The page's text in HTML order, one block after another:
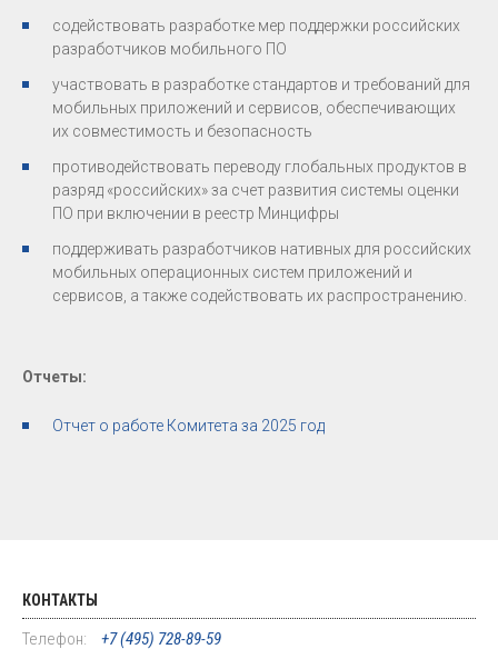
содействовать разработке мер поддержки российских
разработчиков мобильного ПО
участвовать в разработке стандартов и требований для
мобильных приложений и сервисов, обеспечивающих
их совместимость и безопасность
противодействовать переводу глобальных продуктов в
разряд «российских» за счет развития системы оценки
ПО при включении в реестр Минцифры
поддерживать разработчиков нативных для российских
мобильных операционных систем приложений и
сервисов, а также содействовать их распространению.
Отчеты:
Отчет о работе Комитета за 2025 год
КОНТАКТЫ
Телефон:
+7 (495) 728-89-59